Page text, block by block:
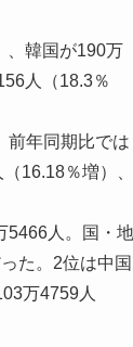
、韓国が190万
人（18.3％
前年同期比では
16.18％増）、
5466人。国・地
た。2位は中国
万4759人